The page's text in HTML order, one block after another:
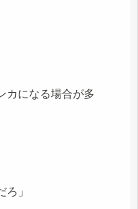
カになる場合が多
ろ」